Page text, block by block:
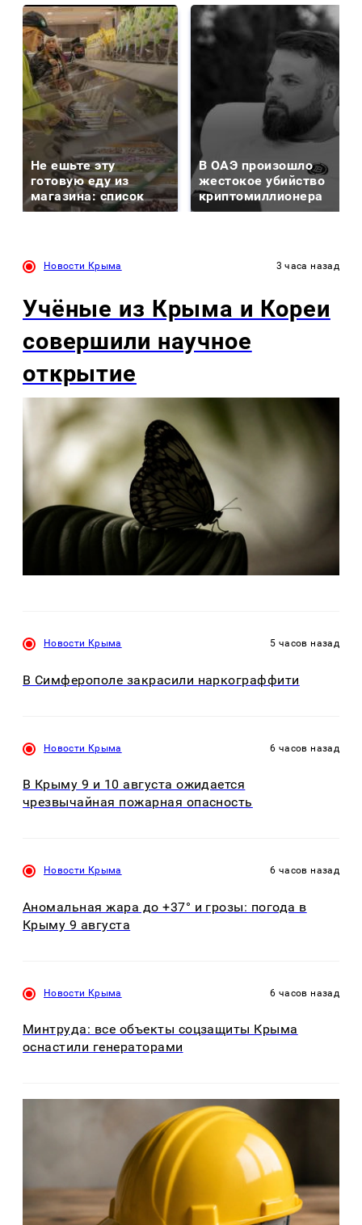
Не ешьте эту
готовую еду из
магазина: список
В ОАЭ произошло
жестокое убийство
криптомиллионера
Новости Крыма 3 часа назад
Учёные из Крыма и Кореи
совершили научное
открытие
Новости Крыма 5 часов назад
В Симферополе закрасили наркограффити
Новости Крыма 6 часов назад
В Крыму 9 и 10 августа ожидается
чрезвычайная пожарная опасность
Новости Крыма 6 часов назад
Аномальная жара до +37° и грозы: погода в
Крыму 9 августа
Новости Крыма 6 часов назад
Минтруда: все объекты соцзащиты Крыма
оснастили генераторами